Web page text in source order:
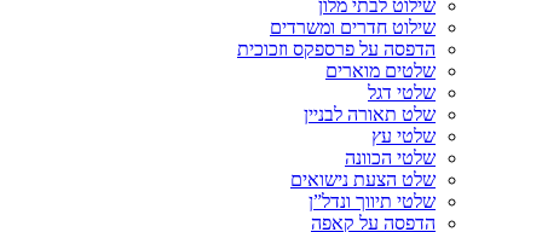
שילוט לבתי מלון
שילוט חדרים ומשרדים
הדפסה על פרספקס וזכוכית
שלטים מוארים
שלטי דגל
שלט תאורה לבניין
שלטי עץ
שלטי הכוונה
שלט הצעת נישואים
שלטי תיווך ונדל”ן
הדפסה על קאפה